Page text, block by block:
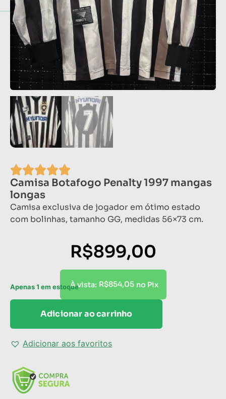
Camisa Botafogo Penalty 1997 mangas
longas
Camisa exclusiva de jogador em ótimo estado
com bolinhas, tamanho GG, medidas 56×73 cm.
R$899,00
À vista: R$854,05 no Pix
Apenas 1 em estoque
Adicionar ao carrinho
Adicionar aos favoritos